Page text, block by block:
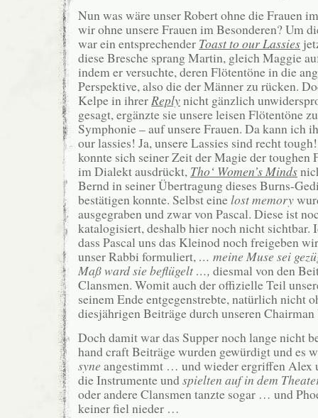
Nun was wäre unser Robert ohne die Frauen
wir ohne unsere Frauen im Besonderen? Um
war ein entsprechender Toast to our Lassies
diese Bresche sprang Martin, gleich Maggie
indem er versuchte, deren Flötentöne in die
Perspektive, also die der Männer zu rücken.
Kelpe in ihrerReplynicht gänzlich
gesagt, ergänzte sie unsere leisen Flötentöne
Symphonie – auf unsere Frauen. Da kann ich
our lassies! Ja, unsere Lassies sind recht
konnte sich seiner Zeit der Magie der toughen
im Dialekt ausdrückt, Tho‘ Women’s Minds
Bernd in seiner Übertragung dieses Burns-
bestätigen konnte. Selbst einelost memory
ausgegraben und zwar von Pascal. Diese ist
katalogisiert, deshalb hier noch nicht sichtbar.
dass Pascal uns das Kleinod noch freigeben
unser Rabbi formuliert, … meine Muse sei
Maß ward sie beflügelt …, diesmal von den
Clansmen. Womit auch der offizielle Teil
seinem Ende entgegenstrebte, natürlich nicht
diesjährigen Beiträge durch unseren Chairman
Doch damit war das Supper noch lange nicht
hand craft Beiträge wurden gewürdigt und es
syne angestimmt … und wieder ergriffen Alex
die Instrumente undspielten auf in dem
oder andere Clansmen tanzte sogar … und
keiner fiel nieder …